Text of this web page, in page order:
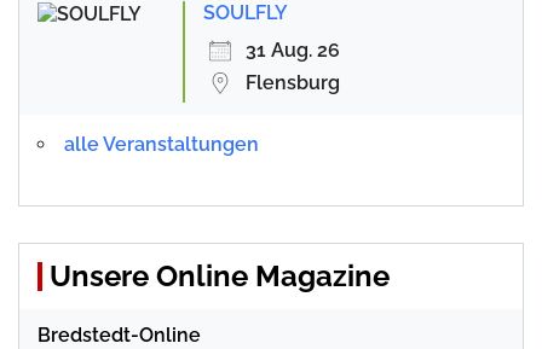
SOULFLY
31 Aug. 26
Flensburg
alle Veranstaltungen
Unsere Online Magazine
Bredstedt-Online